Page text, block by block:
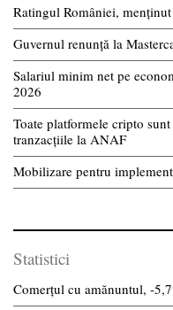
Ratingul României,
Guvernul renunță la
Salariul minim net pe
2026
Toate platformele cripto
tranzacțiile la ANAF
Mobilizare pentru
Statistici
Comerțul cu amănuntul, -